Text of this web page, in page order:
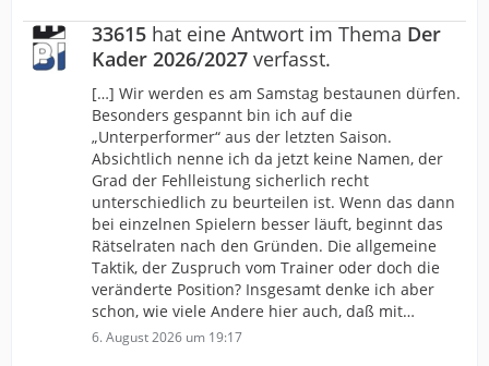
33615 hat eine Antwort im Thema Der
Kader 2026/2027 verfasst.
[…] Wir werden es am Samstag bestaunen dürfen.
Besonders gespannt bin ich auf die
„Unterperformer“ aus der letzten Saison.
Absichtlich nenne ich da jetzt keine Namen, der
Grad der Fehlleistung sicherlich recht
unterschiedlich zu beurteilen ist. Wenn das dann
bei einzelnen Spielern besser läuft, beginnt das
Rätselraten nach den Gründen. Die allgemeine
Taktik, der Zuspruch vom Trainer oder doch die
veränderte Position? Insgesamt denke ich aber
schon, wie viele Andere hier auch, daß mit…
6. August 2026 um 19:17